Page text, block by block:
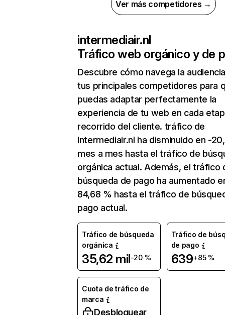
Ver más competidores →
intermediair.nl
Tráfico web orgánico y de
Descubre cómo navega la
tus principales competidores para
puedas adaptar perfectamente la
experiencia de tu web en cada
recorrido del cliente. tráfico de
Intermediair.nl ha disminuido en -
mes a mes hasta el tráfico de
orgánica actual. Además, el tráfico
búsqueda de pago ha aumentado
84,68 % hasta el tráfico de
pago actual.
Tráfico de búsqueda
orgánica
35,62 mil-20 %
Tráfico de
de pago
639+85 %
Cuota de tráfico de
marca
Desbloquear